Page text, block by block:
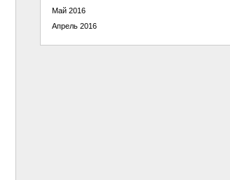
Май 2016
Апрель 2016